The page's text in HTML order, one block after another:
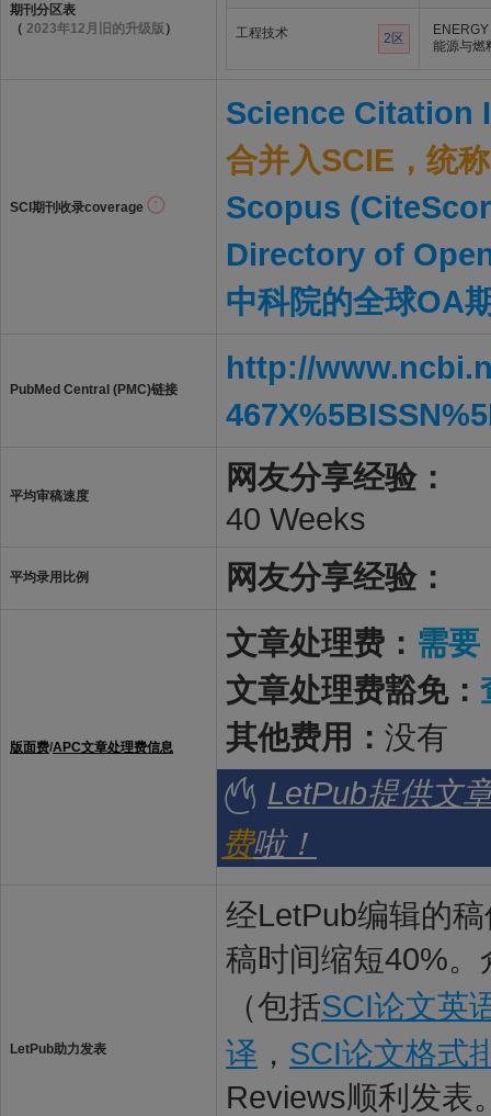
期刊分区表
（ 2023年12月旧的升级版 ） 工程技术 2区
能源与燃
SCI期刊收录coverage
Science Citation
合并入SCIE，统
Scopus
Directory of
中科院的全球OA
PubMed Central (PMC)链接
http://
平均审稿速度
网友分享经验：
40 Weeks
平均录用比例 网友分享经验：
版面费/APC文章处理费信息
文章处理费： 需要
文章处理费豁免：
其他费用： 没有
LetPub提供文
费啦！
LetPub助力发表
经LetPub编辑的
稿时间缩短40%
（包括SCI论文英
译 ， SCI论文格式
Reviews顺利发表